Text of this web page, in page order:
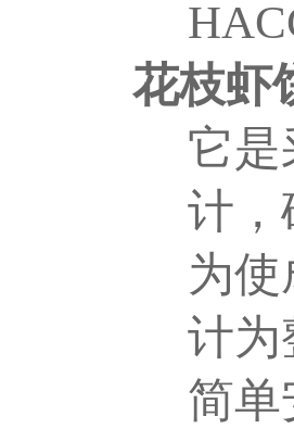
花枝虾
它是
计，
为
计为
简单